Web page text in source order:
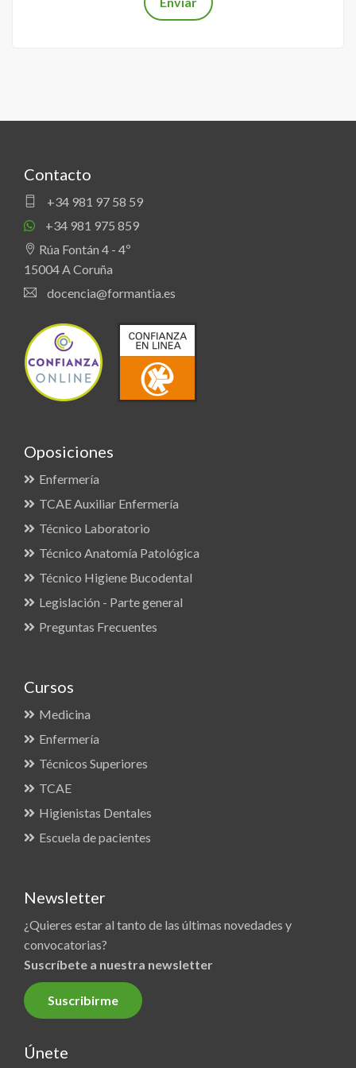
Contacto
+34 981 97 58 59
+34 981 975 859
Rúa Fontán 4 - 4º
15004 A Coruña
docencia@formantia.es
Oposiciones
Enfermería
TCAE Auxiliar Enfermería
Técnico Laboratorio
Técnico Anatomía Patológica
Técnico Higiene Bucodental
Legislación - Parte general
Preguntas Frecuentes
Cursos
Medicina
Enfermería
Técnicos Superiores
TCAE
Higienistas Dentales
Escuela de pacientes
Newsletter
¿Quieres estar al tanto de las últimas novedades y
convocatorias?
Suscríbete a nuestra newsletter
Suscribirme
Únete